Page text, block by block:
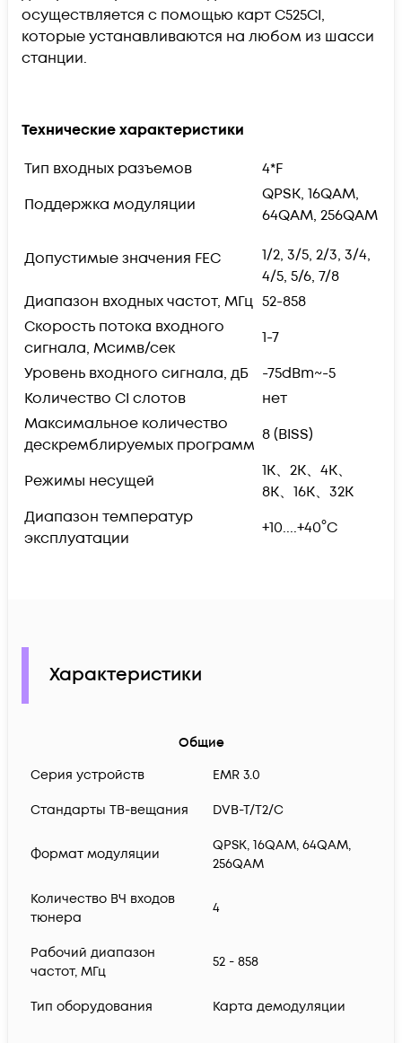
осуществляется с помощью карт C525CI,
которые устанавливаются на любом из шасси
станции.
Технические характеристики
Тип входных разъемов
4*F
Поддержка модуляции
QPSK, 16QAM,
64QAM, 256QAM
Допустимые значения FEC
1/2, 3/5, 2/3, 3/4,
4/5, 5/6, 7/8
Диапазон входных частот, МГц 52-858
Скорость потока входного
сигнала, Мсимв/сек
1-7
Уровень входного сигнала, дБ
-75dBm~-5
Количество CI слотов
нет
Максимальное количество
дескремблируемых программ
8 (BISS)
Режимы несущей
1K、2K、4K、
8K、16K、32K
Диапазон температур
эксплуатации
+10....+40°C
Характеристики
Общие
Серия устройств
EMR 3.0
Стандарты ТВ-вещания DVB-T/T2/C
Формат модуляции
QPSK, 16QAM, 64QAM,
256QAM
Количество ВЧ входов
тюнера
4
Рабочий диапазон
частот, МГц
52 - 858
Тип оборудования Карта демодуляции